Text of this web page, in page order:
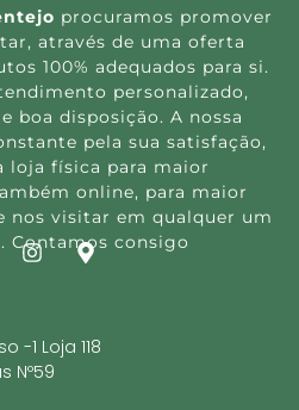
procuramos promover
através de uma oferta
100% adequados para si.
personalizado,
boa disposição. A nossa
pela sua satisfação,
loja física para maior
online, para maior
nos visitar em qualquer um
Contamos consigo
-1 Loja 118
Nº59